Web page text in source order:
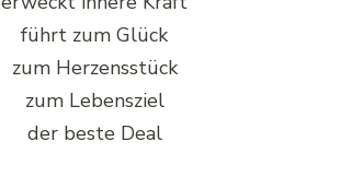
führt zum Glück
zum Herzensstück
zum Lebensziel
der beste Deal